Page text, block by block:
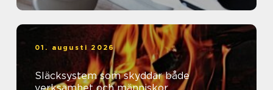
01. augusti 2026
Släcksystem som skyddar både